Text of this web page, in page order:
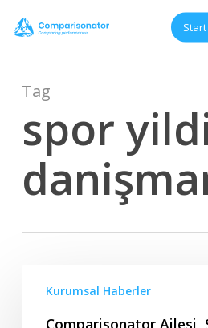
Tag
spor
Ailesi,Kurumsal Haberler
Comparisonator Ailesi,